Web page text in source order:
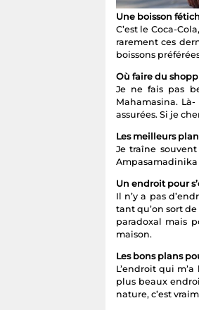
Une boisson
C’est le Coca-
rarement ces
boissons
Où faire du
Je ne fais pas
Mahamasina.
assurées. Si je
Les meilleurs
Je traîne
Ampasamadinika
Un endroit pour
Il n’y a pas
tant qu’on sort
paradoxal mais
maison.
Les bons plans
L’endroit qui
plus beaux
nature, c’est